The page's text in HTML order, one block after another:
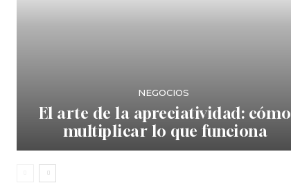
NEGOCIOS
El arte de la apreciatividad: cómo
multiplicar lo que funciona